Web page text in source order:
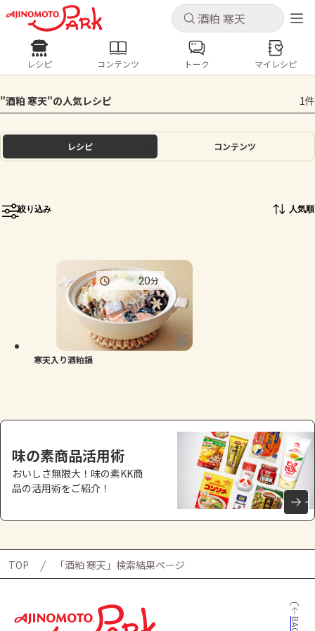
キャンセル
ログインするとレシピを保存できます
ログイン
ホーム
トーク
よくあるお問い合わせ
お買い物
キャンセル
レシピ コンテンツ
人気の食材・レシピ
きゅうり なす トマト
とうもろこし
レシピ コンテンツ トーク マイレシピ
"酒粕 寒天"の人気レシピ 1件
レシピ コンテンツ
絞り込み 人気順
寒天入り酒粕鍋
20分
味の素商品活用術
おいしさ無限大！味の素KK商
品の活用術をご紹介！
TOP 「酒粕 寒天」検索結果ページ